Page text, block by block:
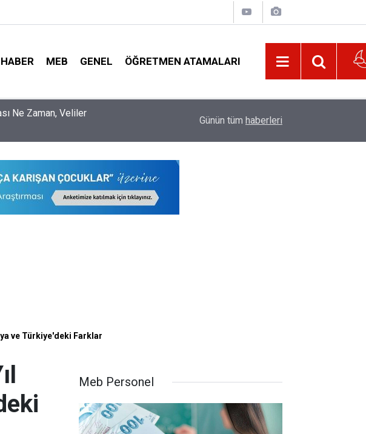
MEB GENEL ÖĞRETMEN ATAMALARI
Dilekçe Veliyi Taciz Ettiği İddia Edilen Okul Müdürüne
Günün tüm haberleri
ve Türkiye'deki Farklar
Meb Personel